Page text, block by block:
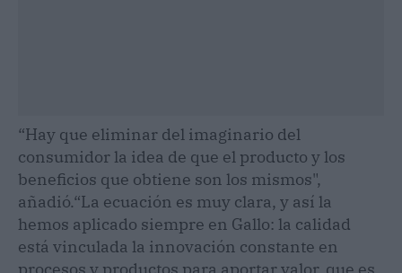
“Hay que eliminar del imaginario del
consumidor la idea de que el producto y los
beneficios que obtiene son los mismos",
añadió.“La ecuación es muy clara, y así la
hemos aplicado siempre en Gallo: la calidad
está vinculada la innovación constante en
procesos y productos para aportar valor, que es